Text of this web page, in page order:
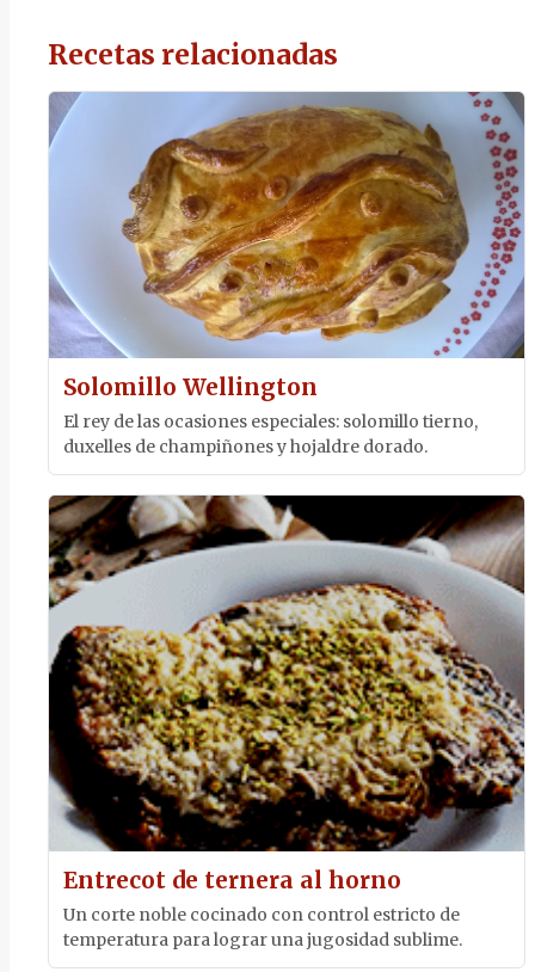
Recetas relacionadas
Solomillo Wellington
El rey de las ocasiones especiales: solomillo tierno,
duxelles de champiñones y hojaldre dorado.
Entrecot de ternera al horno
Un corte noble cocinado con control estricto de
temperatura para lograr una jugosidad sublime.